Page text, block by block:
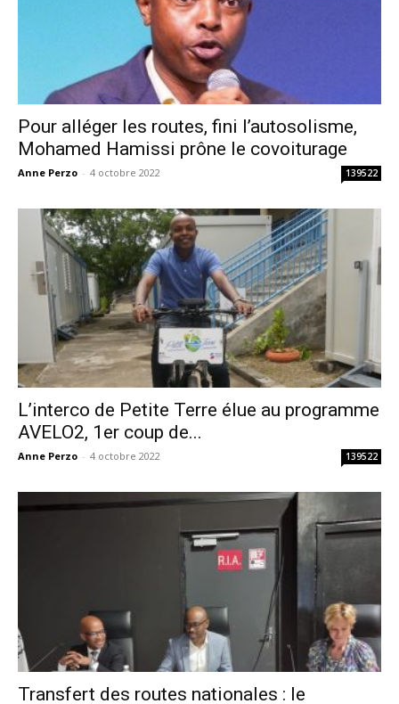
Pour alléger les routes, fini l’autosolisme,
Mohamed Hamissi prône le covoiturage
Anne Perzo - 4 octobre 2022 139522
L’interco de Petite Terre élue au programme
AVELO2, 1er coup de...
Anne Perzo - 4 octobre 2022 139522
Transfert des routes nationales : le